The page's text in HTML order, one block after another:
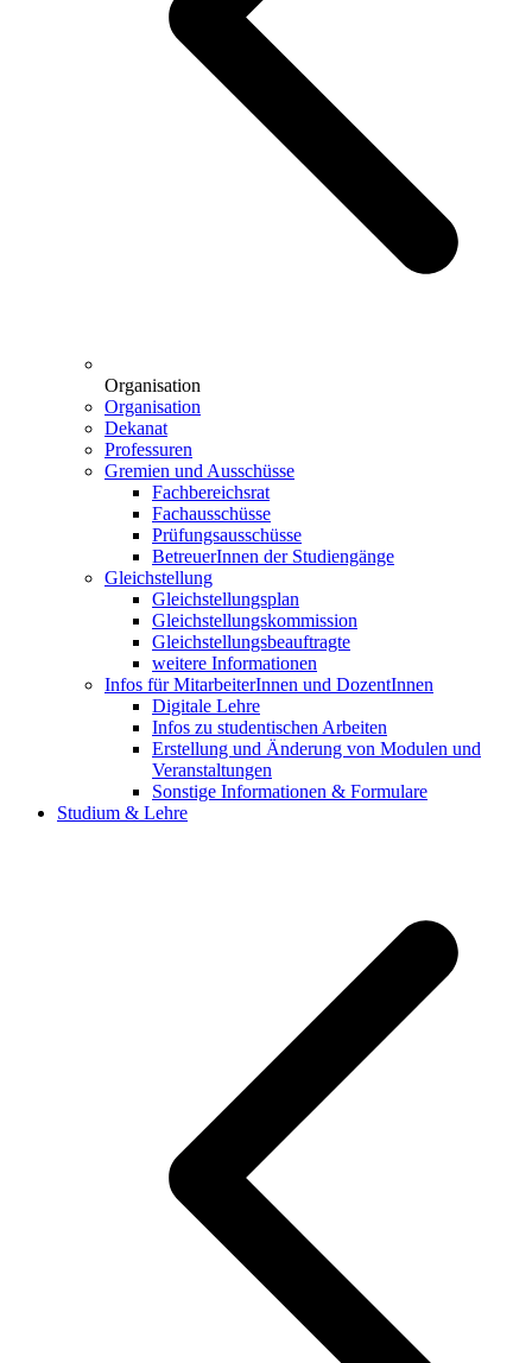
Organisation
Organisation
Dekanat
Professuren
Gremien und Ausschüsse
Fachbereichsrat
Fachausschüsse
Prüfungsausschüsse
BetreuerInnen der Studiengänge
Gleichstellung
Gleichstellungsplan
Gleichstellungskommission
Gleichstellungsbeauftragte
weitere Informationen
Infos für MitarbeiterInnen und DozentInnen
Digitale Lehre
Infos zu studentischen Arbeiten
Erstellung und Änderung von Modulen und
Veranstaltungen
Sonstige Informationen & Formulare
Studium & Lehre